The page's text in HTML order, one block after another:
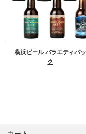
横浜ビール バラエティパッ
ク